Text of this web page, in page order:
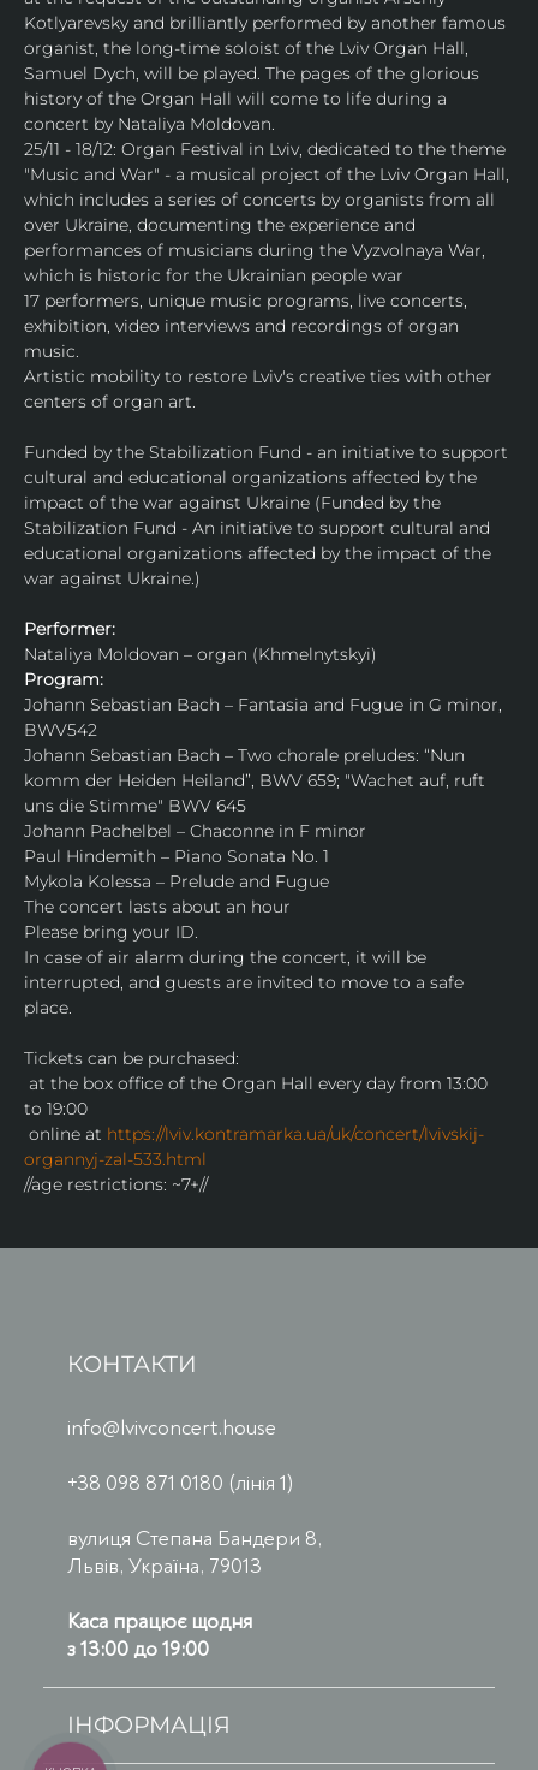
Kotlyarevsky and brilliantly performed by another famous
organist, the long-time soloist of the Lviv Organ Hall,
Samuel Dych, will be played. The pages of the glorious
history of the Organ Hall will come to life during a
concert by Natalіya Moldovan.
25/11 - 18/12: Organ Festival in Lviv, dedicated to the theme
"Music and War" - a musical project of the Lviv Organ Hall,
which includes a series of concerts by organists from all
over Ukraine, documenting the experience and
performances of musicians during the Vyzvolnaya War,
which is historic for the Ukrainian people war
17 performers, unique music programs, live concerts,
exhibition, video interviews and recordings of organ
music.
Artistic mobility to restore Lviv's creative ties with other
centers of organ art.
Funded by the Stabilization Fund - an initiative to support
cultural and educational organizations affected by the
impact of the war against Ukraine (Funded by the
Stabilization Fund - An initiative to support cultural and
educational organizations affected by the impact of the
war against Ukraine.)
Performer:
Nataliуa Moldovan – organ (Khmelnytskyi)
Program:
Johann Sebastian Bach – Fantasia and Fugue in G minor,
BWV542
Johann Sebastian Bach – Two chorale preludes: “Nun
komm der Heiden Heiland”, BWV 659; "Wachet auf, ruft
uns die Stimme" BWV 645
Johann Pachelbel – Chaconne in F minor
Paul Hindemith – Piano Sonata No. 1
Mykola Kolessa – Prelude and Fugue
The concert lasts about an hour
Please bring your ID.
In case of air alarm during the concert, it will be
interrupted, and guests are invited to move to a safe
place.
Tickets can be purchased:
at the box office of the Organ Hall every day from 13:00
to 19:00
online at https://lviv.kontramarka.ua/uk/concert/lvivskij-
organnyj-zal-533.html
//age restrictions: ~7+//
КОНТАКТИ
info@lvivconcert.house
+38 098 871 0180 (лінія 1)
вулиця Степана Бандери 8,
Львів, Україна, 79013
Каса працює щодня
з 13:00 до 19:00
ІНФОРМАЦІЯ